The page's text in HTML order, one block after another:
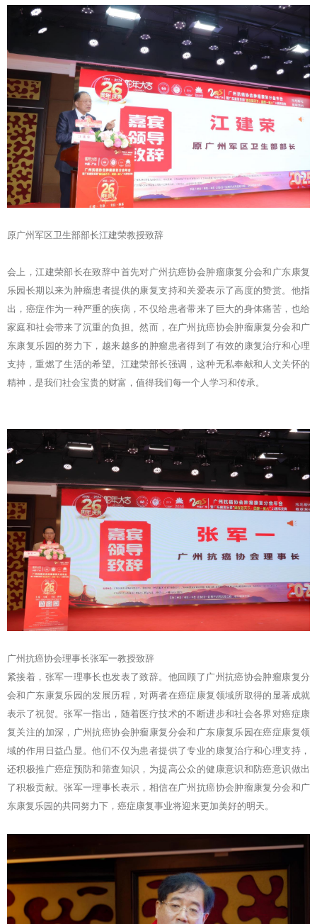
原广州军区卫生部部长江建荣教授致辞
会上，江建荣部长在致辞中首先对广州抗癌协会肿瘤康复分会和广东康复
乐园长期以来为肿瘤患者提供的康复支持和关爱表示了高度的赞赏。他指
出，癌症作为一种严重的疾病，不仅给患者带来了巨大的身体痛苦，也给
家庭和社会带来了沉重的负担。然而，在广州抗癌协会肿瘤康复分会和广
东康复乐园的努力下，越来越多的肿瘤患者得到了有效的康复治疗和心理
支持，重燃了生活的希望。江建荣部长强调，这种无私奉献和人文关怀的
精神，是我们社会宝贵的财富，值得我们每一个人学习和传承。
广州抗癌协会理事长张军一教授致辞
紧接着，张军一理事长也发表了致辞。他回顾了广州抗癌协会肿瘤康复分
会和广东康复乐园的发展历程，对两者在癌症康复领域所取得的显著成就
表示了祝贺。张军一指出，随着医疗技术的不断进步和社会各界对癌症康
复关注的加深，广州抗癌协会肿瘤康复分会和广东康复乐园在癌症康复领
域的作用日益凸显。他们不仅为患者提供了专业的康复治疗和心理支持，
还积极推广癌症预防和筛查知识，为提高公众的健康意识和防癌意识做出
了积极贡献。张军一理事长表示，相信在广州抗癌协会肿瘤康复分会和广
东康复乐园的共同努力下，癌症康复事业将迎来更加美好的明天。